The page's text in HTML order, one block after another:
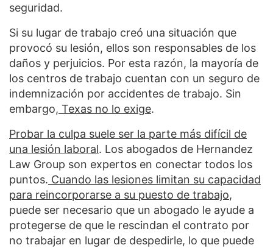
seguridad.
Si su lugar de trabajo creó una situación que
provocó su lesión, ellos son responsables de los
daños y perjuicios. Por esta razón, la mayoría de
los centros de trabajo cuentan con un seguro de
indemnización por accidentes de trabajo. Sin
embargo, Texas no lo exige.
Probar la culpa suele ser la parte más difícil de
una lesión laboral. Los abogados de Hernandez
Law Group son expertos en conectar todos los
puntos. Cuando las lesiones limitan su capacidad
para reincorporarse a su puesto de trabajo,
puede ser necesario que un abogado le ayude a
protegerse de que le rescindan el contrato por
no trabajar en lugar de despedirle, lo que puede